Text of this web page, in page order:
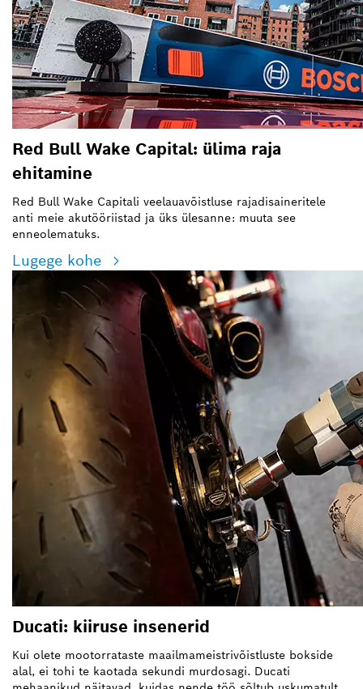
Red Bull Wake Capital: ülima raja
ehitamine
Red Bull Wake Capitali veelauavõistluse rajadisaineritele
anti meie akutööriistad ja üks ülesanne: muuta see
enneolematuks.
Lugege kohe
Ducati: kiiruse insenerid
Kui olete mootorrataste maailmameistrivõistluste bokside
alal, ei tohi te kaotada sekundi murdosagi. Ducati